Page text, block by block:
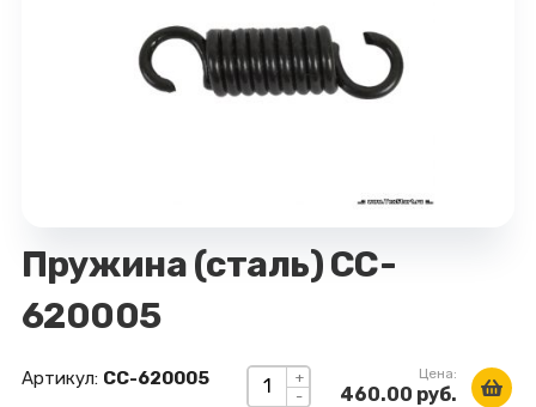
Пружина (сталь) CC-
620005
+
-
Цена:
460.00 руб.
Артикул: CC-620005